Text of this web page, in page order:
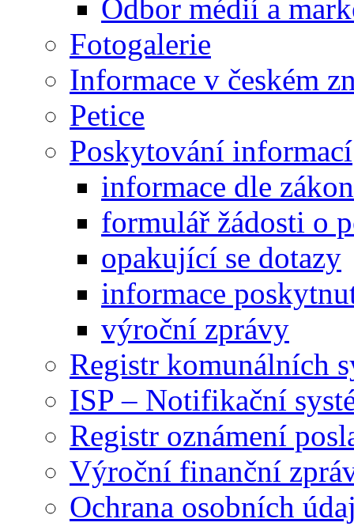
Odbor médií a
Fotogalerie
Informace v českém
Petice
Poskytování informací
informace dle
formulář žádosti o
opakující se dotazy
informace
výroční zprávy
Registr komunálních
ISP – Notifikační
Registr oznámení
Výroční finanční
Ochrana osobních